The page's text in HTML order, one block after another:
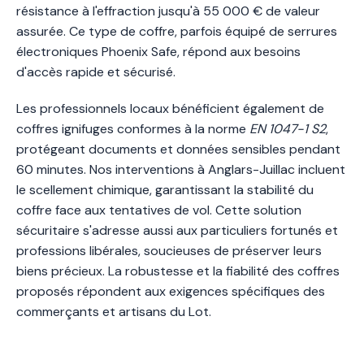
résistance à l'effraction jusqu'à 55 000 € de valeur
assurée. Ce type de coffre, parfois équipé de serrures
électroniques Phoenix Safe, répond aux besoins
d'accès rapide et sécurisé.
Les professionnels locaux bénéficient également de
coffres ignifuges conformes à la norme EN 1047-1 S2,
protégeant documents et données sensibles pendant
60 minutes. Nos interventions à Anglars-Juillac incluent
le scellement chimique, garantissant la stabilité du
coffre face aux tentatives de vol. Cette solution
sécuritaire s'adresse aussi aux particuliers fortunés et
professions libérales, soucieuses de préserver leurs
biens précieux. La robustesse et la fiabilité des coffres
proposés répondent aux exigences spécifiques des
commerçants et artisans du Lot.